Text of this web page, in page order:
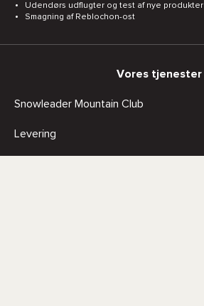
Udendørs udflugter og test af nye produkter
Smagning af Reblochon-ost
Vores tjenester
Snowleader Mountain Club
Levering